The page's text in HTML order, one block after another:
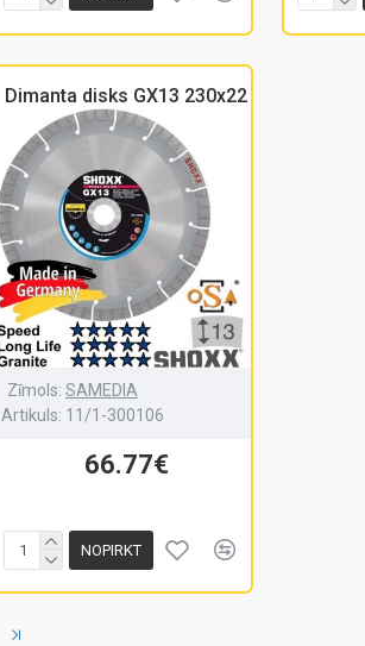
Dimanta disks GX13 230x22
Zīmols: SAMEDIA
Artikuls: 11/1-300106
66.77€
NOPIRKT